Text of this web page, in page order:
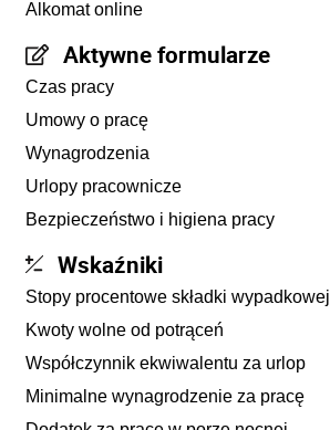
Alkomat online
Aktywne formularze
Czas pracy
Umowy o pracę
Wynagrodzenia
Urlopy pracownicze
Bezpieczeństwo i higiena pracy
Wskaźniki
Stopy procentowe składki wypadkowej
Kwoty wolne od potrąceń
Współczynnik ekwiwalentu za urlop
Minimalne wynagrodzenie za pracę